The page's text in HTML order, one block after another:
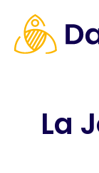
La